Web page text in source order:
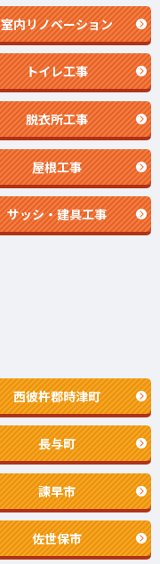
室内リノベーション
トイレ工事
脱衣所工事
屋根工事
サッシ・建具工事
西彼杵郡時津町
長与町
諫早市
佐世保市